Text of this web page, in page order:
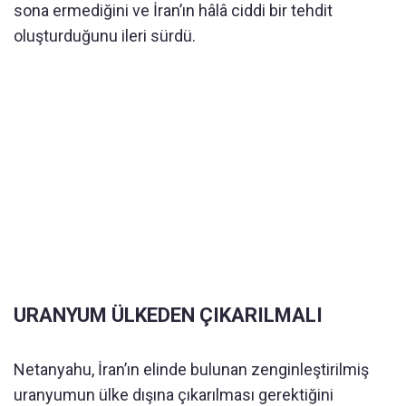
sona ermediğini ve İran’ın hâlâ ciddi bir tehdit
oluşturduğunu ileri sürdü.
URANYUM ÜLKEDEN ÇIKARILMALI
Netanyahu, İran’ın elinde bulunan zenginleştirilmiş
uranyumun ülke dışına çıkarılması gerektiğini